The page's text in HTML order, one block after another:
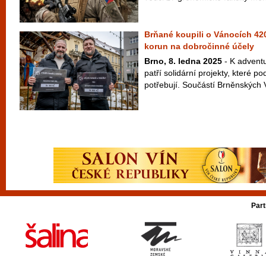
Brňané koupili o Vánocích
korun na dobročinné účely
Brno, 8. ledna 2025 - K
patří solidární projekty, které
potřebují. Součástí Brněnských